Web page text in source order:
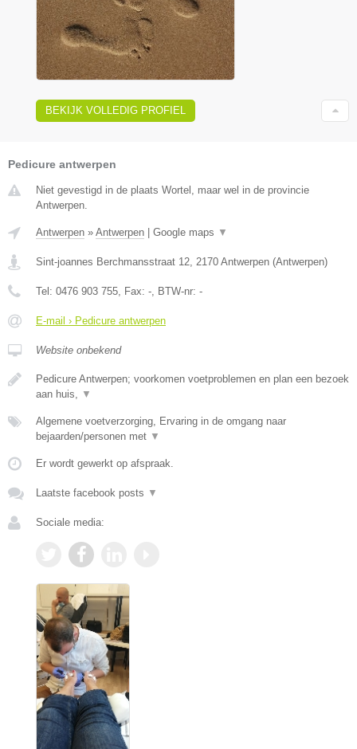
BEKIJK VOLLEDIG PROFIEL
Pedicure antwerpen
Niet gevestigd in de plaats Wortel, maar wel in de provincie
Antwerpen.
Antwerpen » Antwerpen Google maps ▼
Sint-joannes Berchmansstraat 12, 2170 Antwerpen (Antwerpen)
Tel: 0476 903 755, Fax: -, BTW-nr: -
E-mail › Pedicure antwerpen
Website onbekend
Pedicure Antwerpen; voorkomen voetproblemen en plan een bezoek
aan huis, ▼
Algemene voetverzorging, Ervaring in de omgang naar
bejaarden/personen met ▼
Er wordt gewerkt op afspraak.
Laatste facebook posts ▼
Sociale media: